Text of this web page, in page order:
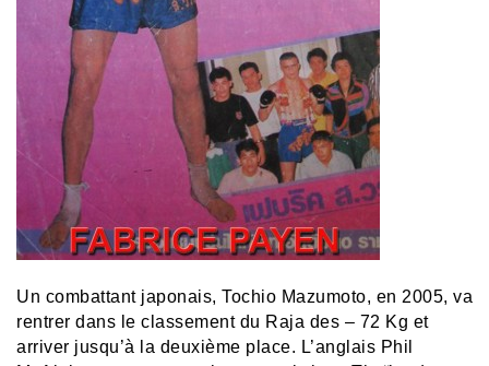
Un combattant japonais, Tochio Mazumoto, en 2005, va
rentrer dans le classement du Raja des – 72 Kg et
arriver jusqu’à la deuxième place. L’anglais Phil